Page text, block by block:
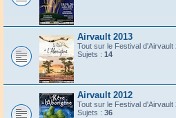
Airvault 2013
Tout sur le Festival d'Airvault
Sujets : 14
Airvault 2012
Tout sur le Festival d'Airvault
Sujets : 36